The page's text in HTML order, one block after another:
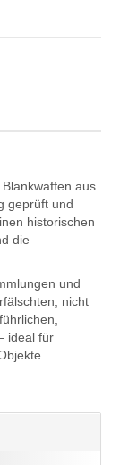
aus
geprüft und
historischen
die
und
nicht
ideal für